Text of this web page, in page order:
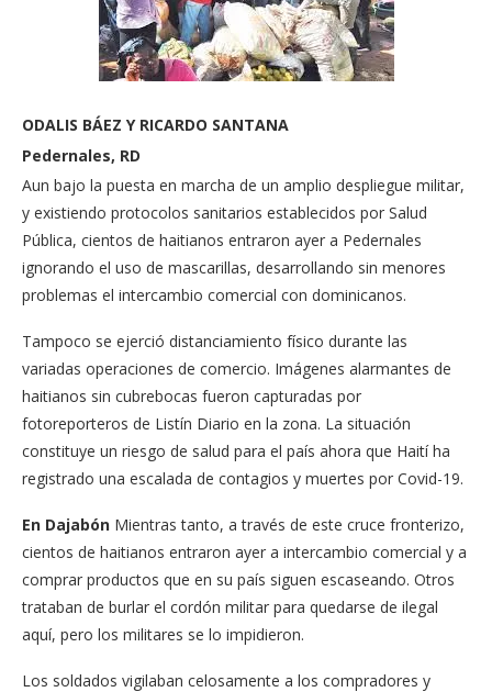
ODALIS BÁEZ Y RICARDO SANTANA
Pedernales, RD
Aun bajo la puesta en marcha de un amplio despliegue militar,
y existiendo protocolos sanitarios establecidos por Salud
Pública, cientos de haitianos entraron ayer a Pedernales
ignorando el uso de mascarillas, desarrollando sin menores
problemas el intercambio comercial con dominicanos.
Tampoco se ejerció distanciamiento físico durante las
variadas operaciones de comercio. Imágenes alarmantes de
haitianos sin cubrebocas fueron capturadas por
fotoreporteros de Listín Diario en la zona. La situación
constituye un riesgo de salud para el país ahora que Haití ha
registrado una escalada de contagios y muertes por Covid-19.
En Dajabón Mientras tanto, a través de este cruce fronterizo,
cientos de haitianos entraron ayer a intercambio comercial y a
comprar productos que en su país siguen escaseando. Otros
trataban de burlar el cordón militar para quedarse de ilegal
aquí, pero los militares se lo impidieron.
Los soldados vigilaban celosamente a los compradores y